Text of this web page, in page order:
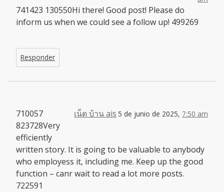
741423 130550Hi there! Good post! Please do
inform us when we could see a follow up! 499269
Responder
เน็ต บ้าน ais 5 de junio de 2025, 7:50 am
710057
823728Very
efficiently
written story. It is going to be valuable to anybody
who employess it, including me. Keep up the good
function – canr wait to read a lot more posts.
722591